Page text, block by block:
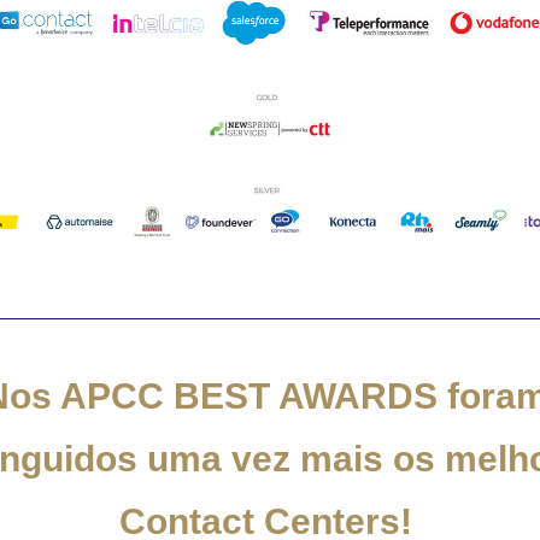
APCC BEST AWARDS
uma vez mais os
Contact Centers!